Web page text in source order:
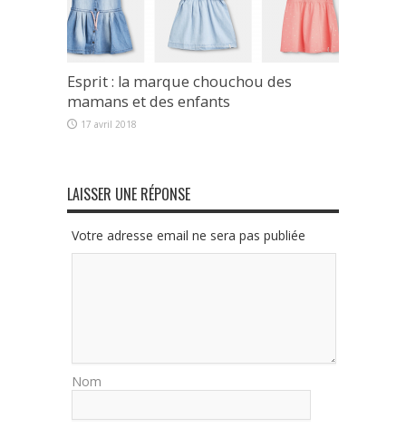
Esprit : la marque chouchou des
mamans et des enfants
17 avril 2018
LAISSER UNE RÉPONSE
Votre adresse email ne sera pas publiée
Nom